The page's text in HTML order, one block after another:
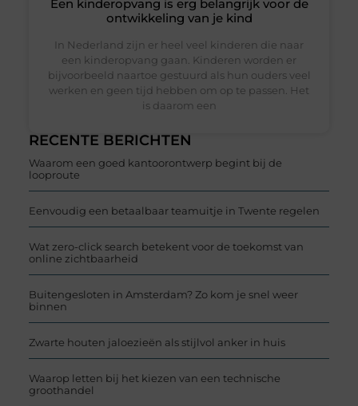
RECENTE BERICHTEN
Waarom een goed kantoorontwerp begint bij de
looproute
Eenvoudig een betaalbaar teamuitje in Twente regelen
Wat zero-click search betekent voor de toekomst van
online zichtbaarheid
Buitengesloten in Amsterdam? Zo kom je snel weer
binnen
Zwarte houten jaloezieën als stijlvol anker in huis
Waarop letten bij het kiezen van een technische
groothandel
Een kinderopvang is erg belangrijk voor de
ontwikkeling van je kind
In Nederland zijn er heel veel kinderen die naar
een kinderopvang gaan. Kinderen worden er
bijvoorbeeld naartoe gestuurd als hun ouders veel
werken en geen tijd hebben om op te passen. Het
is daarom een